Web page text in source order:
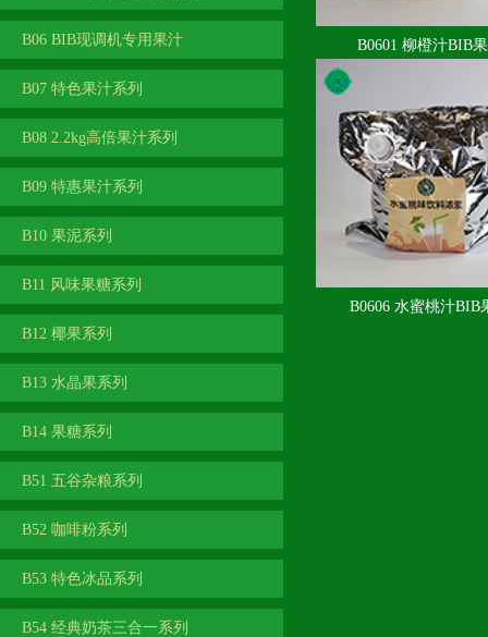
B06 BIB现调机专用果汁
B07 特色果汁系列
B08 2.2kg高倍果汁系列
B09 特惠果汁系列
B10 果泥系列
B11 风味果糖系列
B12 椰果系列
B13 水晶果系列
B14 果糖系列
B51 五谷杂粮系列
B52 咖啡粉系列
B53 特色冰品系列
B54 经典奶茶三合一系列
B0601 柳橙汁BIB
B0606 水蜜桃汁BIB